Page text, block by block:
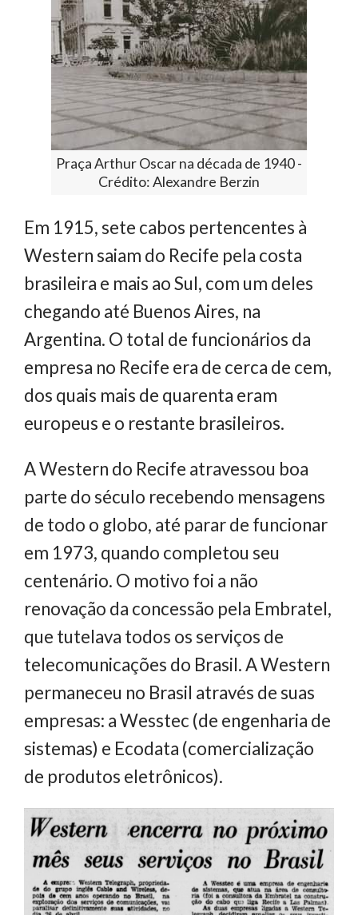
Praça Arthur Oscar na década de 1940 -
Crédito: Alexandre Berzin
Em 1915, sete cabos pertencentes à
Western saiam do Recife pela costa
brasileira e mais ao Sul, com um deles
chegando até Buenos Aires, na
Argentina. O total de funcionários da
empresa no Recife era de cerca de cem,
dos quais mais de quarenta eram
europeus e o restante brasileiros.
A Western do Recife atravessou boa
parte do século recebendo mensagens
de todo o globo, até parar de funcionar
em 1973, quando completou seu
centenário. O motivo foi a não
renovação da concessão pela Embratel,
que tutelava todos os serviços de
telecomunicações do Brasil. A Western
permaneceu no Brasil através de suas
empresas: a Wesstec (de engenharia de
sistemas) e Ecodata (comercialização
de produtos eletrônicos).